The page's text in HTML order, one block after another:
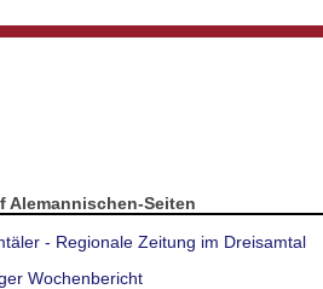
Alemannischen-Seiten
- Regionale Zeitung im Dreisamtal
Wochenbericht